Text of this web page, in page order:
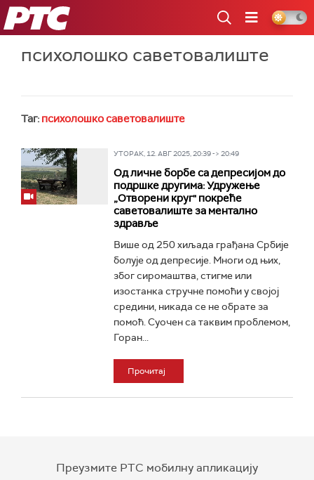
РТС
психолошко саветовалиште
Таг: психолошко саветовалиште
УТОРАК, 12. АВГ 2025, 20:39 -> 20:49
Од личне борбе са депресијом до
подршке другима: Удружење
„Отворени круг" покреће
саветовалиште за ментално
здравље
Више од 250 хиљада грађана Србије
болује од депресије. Многи од њих,
због сиромаштва, стигме или
изостанка стручне помоћи у својој
средини, никада се не обрате за
помоћ. Суочен са таквим проблемом,
Горан...
Прочитај
Преузмите РТС мобилну апликацију